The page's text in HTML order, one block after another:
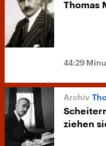
Thomas
44:29
ziehen